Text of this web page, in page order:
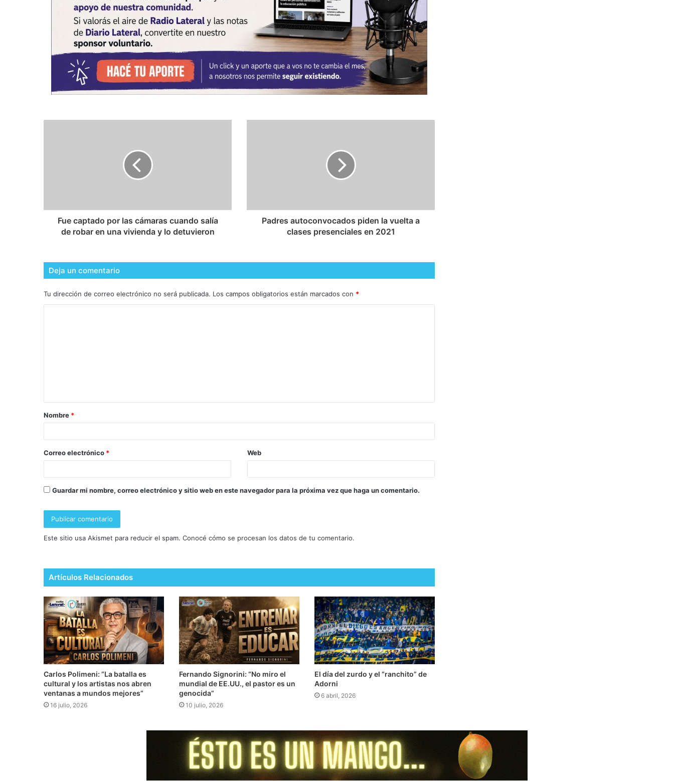
Fue captado por las cámaras cuando salía
de robar en una vivienda y lo detuvieron
Padres autoconvocados piden la vuelta a
clases presenciales en 2021
Deja un comentario
Tu dirección de correo electrónico no será publicada. Los campos obligatorios están marcados con *
Nombre *
Correo electrónico * Web
Guardar mi nombre, correo electrónico y sitio web en este navegador para la próxima vez que haga un comentario.
Este sitio usa Akismet para reducir el spam. Conocé cómo se procesan los datos de tu comentario.
Artículos Relacionados
Carlos Polimeni: “La batalla es
cultural y los artistas nos abren
ventanas a mundos mejores”
16 julio, 2026
Fernando Signorini: “No miro el
mundial de EE.UU., el pastor es un
genocida”
10 julio, 2026
El día del zurdo y el “ranchito” de
Adorni
6 abril, 2026